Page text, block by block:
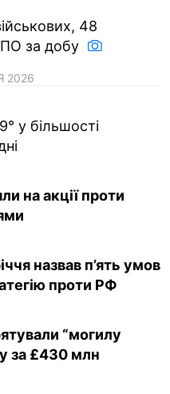
48
за добу
2026
у більшості
на акції проти
назвав п’ять умов
проти РФ
“могилу
за £430 млн